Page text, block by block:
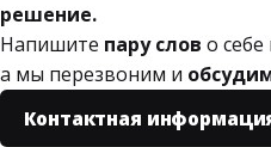
решение.
Напишите пару слов о
а мы перезвоним и
Контактная